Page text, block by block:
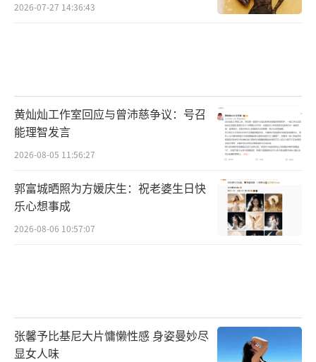
2026-07-27 14:36:43
黄灿灿工作室回应与曾沛慈争议：号召
能理智发言
2026-08-05 11:56:27
郭富城晒照为方媛庆生：祝老婆生日快
乐心想事成
2026-08-06 10:57:07
张馨予比基尼大片慵懒性感 身姿曼妙尽
显女人味